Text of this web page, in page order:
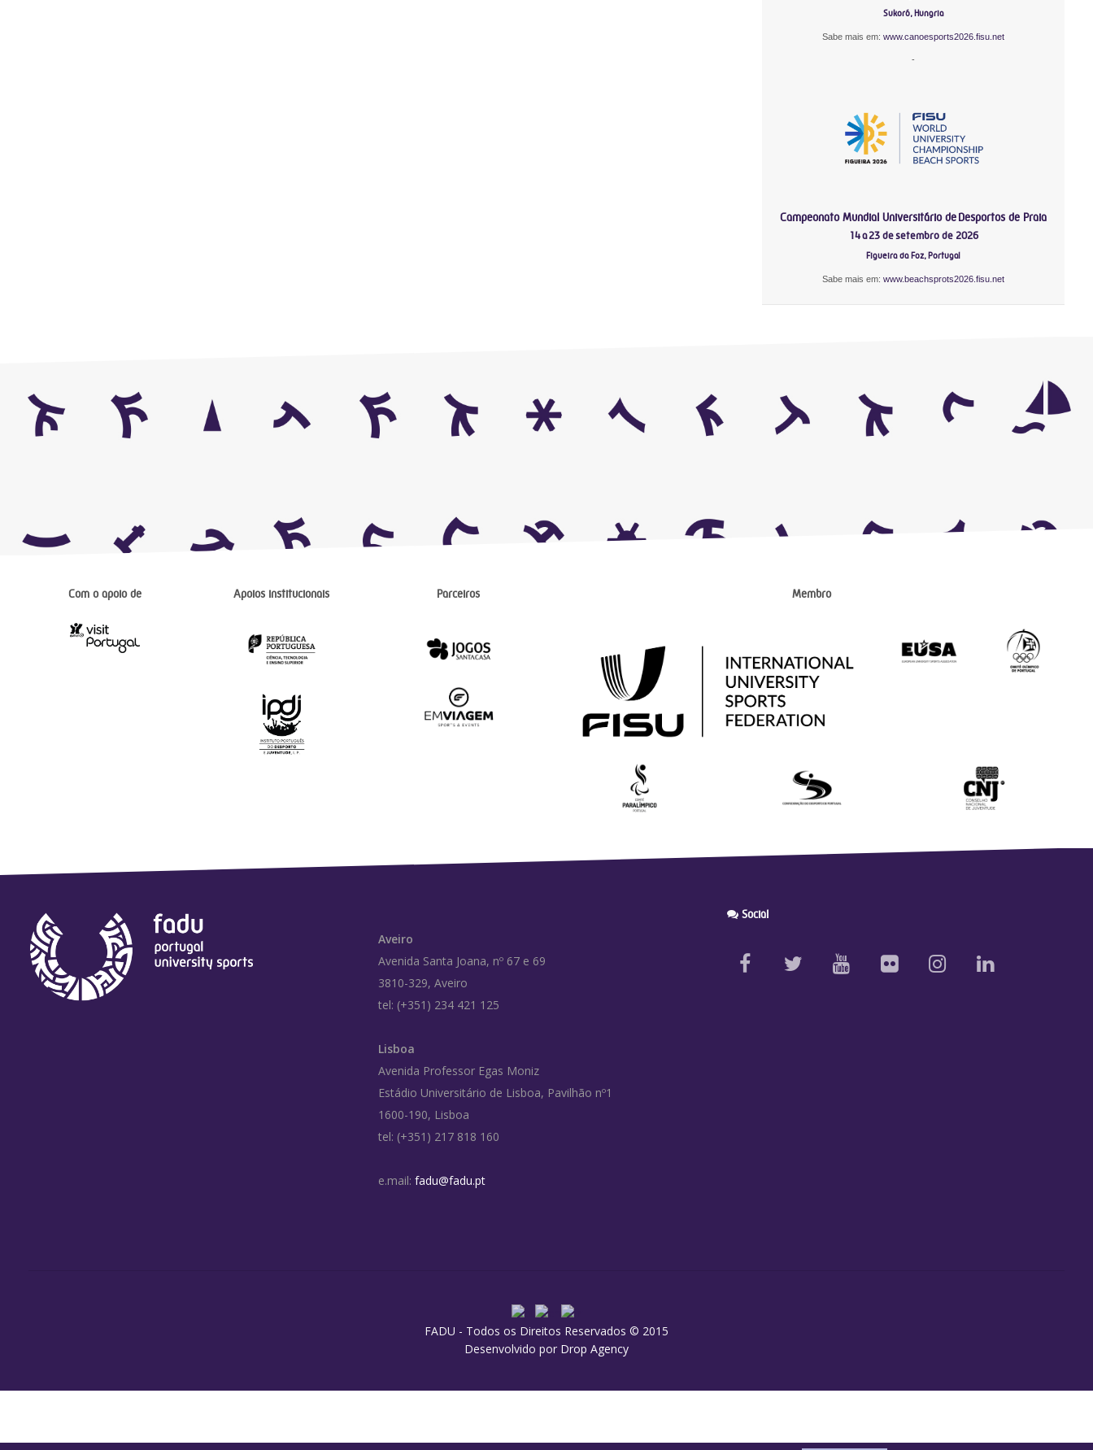
Sukoró, Hungria
Sabe mais em:www.canoesports2026.fisu.net
-
Campeonato Mundial Universitário de Desportos de Praia
14 a 23 de setembro de 2026
Figueira da Foz, Portugal
Sabe mais em:www.beachsprots2026.fisu.net
Com o apoio de Apoios institucionais Parceiros Membro
Aveiro
Avenida Santa Joana, nº 67 e 69
3810-329, Aveiro
tel: (+351) 234 421 125
Lisboa
Avenida Professor Egas Moniz
Estádio Universitário de Lisboa, Pavilhão nº1
1600-190, Lisboa
tel: (+351) 217 818 160
e.mail: fadu@fadu.pt
Social
FADU - Todos os Direitos Reservados © 2015
Desenvolvido por Drop Agency